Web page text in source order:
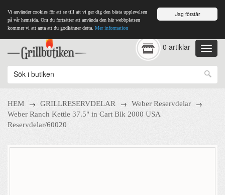
Jag förstår
Vi använder cookies för att se till att vi ger dig den bästa upplevelsen
på vår hemsida. Om du fortsätter att använda den här webbplatsen
kommer vi att anta att du godkänner detta. Mer information
0 artiklar
HEM → GRILLRESERVDELAR → Weber Reservdelar →
Weber Ranch Kettle 37.5" in Cart Blk 2000 USA
Reservdelar/60020